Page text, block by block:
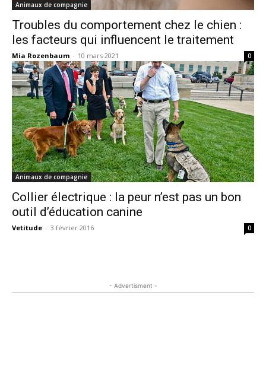
Animaux de compagnie
Troubles du comportement chez le chien :
les facteurs qui influencent le traitement
Mia Rozenbaum - 10 mars 2021 0
Animaux de compagnie
Collier électrique : la peur n’est pas un bon
outil d’éducation canine
Vetitude - 3 février 2016 0
- Advertisment -